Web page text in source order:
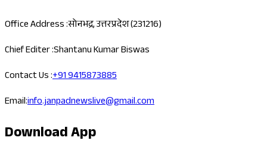
Office Address :सोनभद्र, उत्तरप्रदेश (231216)
Chief Editer :Shantanu Kumar Biswas
Contact Us :+91 9415873885
Email:info.janpadnewslive@gmail.com
Download App